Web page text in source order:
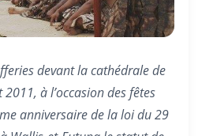
devant la cathédrale de
à l’occasion des fêtes
anniversaire de la loi du 29